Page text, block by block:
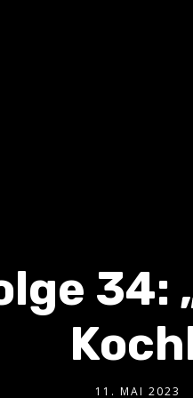
34:
11. MAI 2023